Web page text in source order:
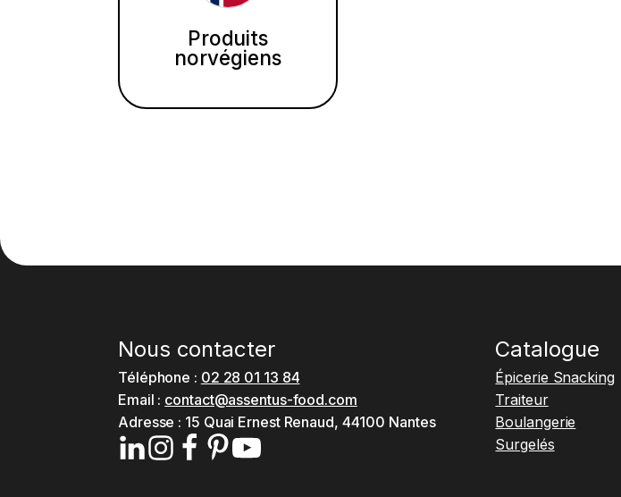
Produits
norvégiens
Nous contacter
Téléphone : 02 28 01 13 84
Email : contact@assentus-food.com
Adresse : 15 Quai Ernest Renaud, 44100 Nantes
Catalogue
Épicerie Snacking
Traiteur
Boulangerie
Surgelés